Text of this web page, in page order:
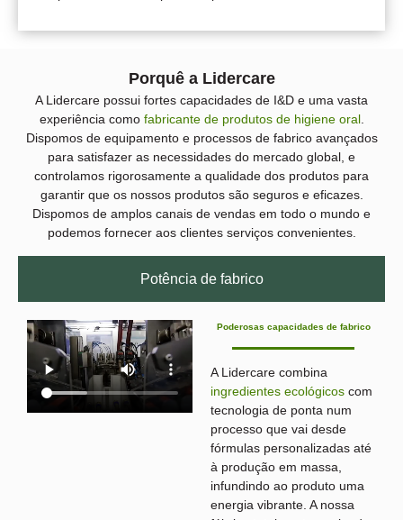
Porquê a Lidercare
A Lidercare possui fortes capacidades de I&D e uma vasta
experiência como fabricante de produtos de higiene oral.
Dispomos de equipamento e processos de fabrico avançados
para satisfazer as necessidades do mercado global, e
controlamos rigorosamente a qualidade dos produtos para
garantir que os nossos produtos são seguros e eficazes.
Dispomos de amplos canais de vendas em todo o mundo e
podemos fornecer aos clientes serviços convenientes.
Potência de fabrico
Poderosas capacidades de fabrico
A Lidercare combina
ingredientes ecológicos com
tecnologia de ponta num
processo que vai desde
fórmulas personalizadas até
à produção em massa,
infundindo ao produto uma
energia vibrante. A nossa